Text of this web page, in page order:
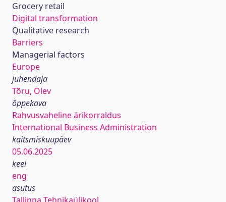
Grocery retail
Digital transformation
Qualitative research
Barriers
Managerial factors
Europe
juhendaja
Tõru, Olev
õppekava
Rahvusvaheline ärikorraldus
International Business Administration
kaitsmiskuupäev
05.06.2025
keel
eng
asutus